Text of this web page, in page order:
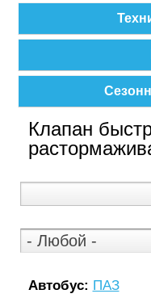
Клапан
Автобус: ПАЗ